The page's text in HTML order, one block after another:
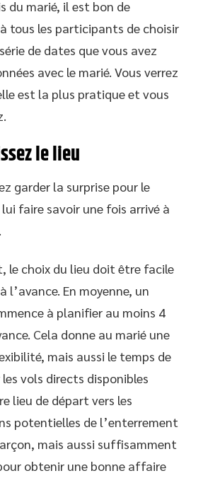
du marié, il est bon de
tous les participants de choisir
de dates que vous avez
avec le marié. Vous verrez
est la plus pratique et vous
le lieu
garder la surprise pour le
faire savoir une fois arrivé à
le choix du lieu doit être facile
l’avance. En moyenne, un
à planifier au moins 4
Cela donne au marié une
mais aussi le temps de
vols directs disponibles
lieu de départ vers les
potentielles de l’enterrement
mais aussi suffisamment
obtenir une bonne affaire